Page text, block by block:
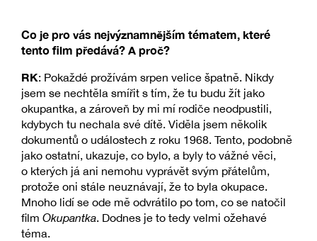
Co je pro vás nejvýznamnějším tématem, které
tento film předává? A proč?
RK: Pokaždé prožívám srpen velice špatně. Nikdy
jsem se nechtěla smířit s tím, že tu budu žít jako
okupantka, a zároveň by mi mí rodiče neodpustili,
kdybych tu nechala své dítě. Viděla jsem několik
dokumentů o událostech z roku 1968. Tento, podobně
jako ostatní, ukazuje, co bylo, a byly to vážné věci,
o kterých já ani nemohu vyprávět svým přátelům,
protože oni stále neuznávají, že to byla okupace.
Mnoho lidí se ode mě odvrátilo po tom, co se natočil
film Okupantka. Dodnes je to tedy velmi ožehavé
téma.